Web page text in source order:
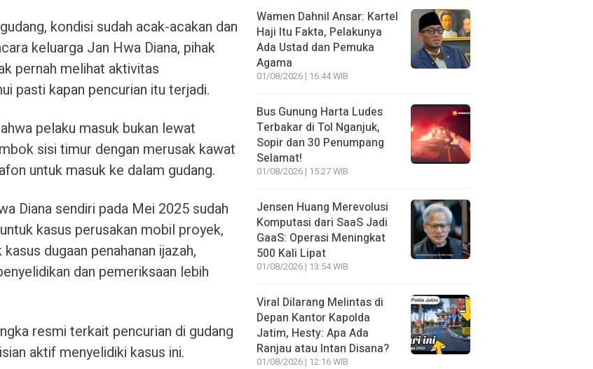
kondisi sudah acak-acakan dan
keluarga Jan Hwa Diana, pihak
pernah melihat aktivitas
pasti kapan pencurian itu terjadi.
pelaku masuk bukan lewat
sisi timur dengan merusak kawat
untuk masuk ke dalam gudang.
Diana sendiri pada Mei 2025 sudah
kasus perusakan mobil proyek,
dugaan penahanan ijazah,
dan pemeriksaan lebih
resmi terkait pencurian di gudang
aktif menyelidiki kasus ini.
Wamen Dahnil Ansar: Kartel
Haji Itu Fakta, Pelakunya
Ada Ustad dan Pemuka
Agama
01/08/2026 | 16:44 WIB
Bus Gunung Harta Ludes
Terbakar di Tol Nganjuk,
Sopir dan 30 Penumpang
Selamat!
01/08/2026 | 15:27 WIB
Jensen Huang Merevolusi
Komputasi dari SaaS Jadi
GaaS: Operasi Meningkat
500 Kali Lipat
01/08/2026 | 13:54 WIB
Viral Dilarang Melintas di
Depan Kantor Kapolda
Jatim, Hesty: Apa Ada
Ranjau atau Intan Disana?
01/08/2026 | 12:16 WIB